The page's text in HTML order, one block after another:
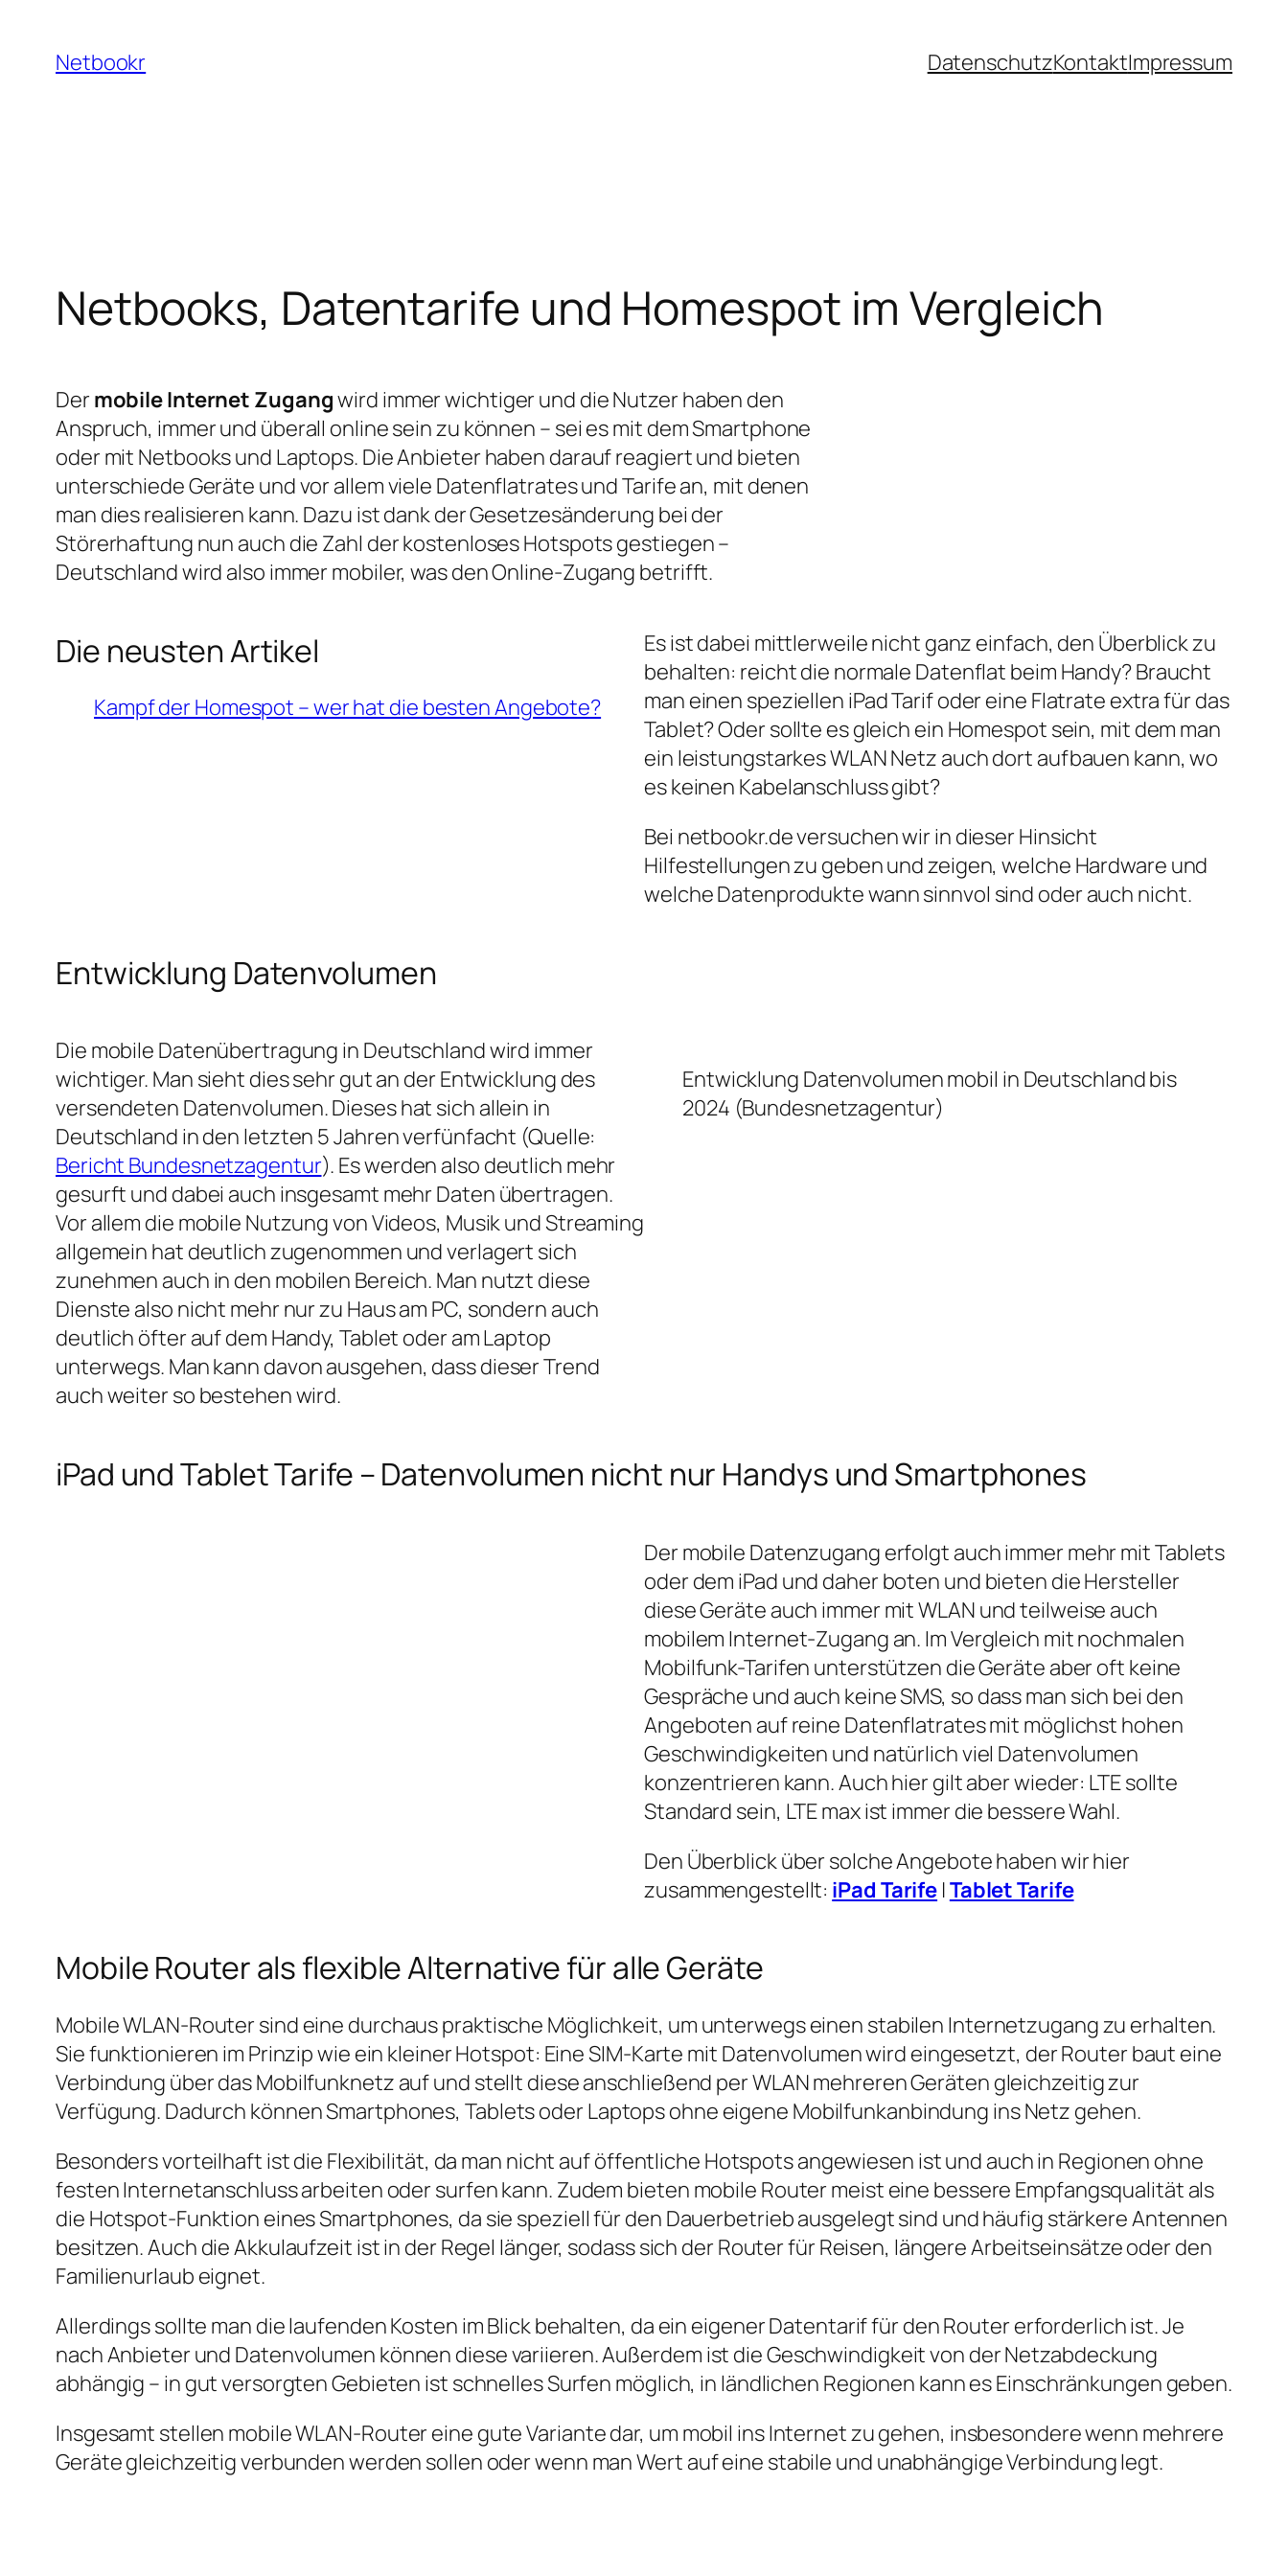
Inhalt
springen
Netbookr DatenschutzKontaktImpressum
Netbooks, Datentarife und Homespot im Vergleich
Der mobile Internet Zugangwird immer wichtiger und die Nutzer haben den
Anspruch, immer und überall online sein zu können – sei es mit dem Smartphone
oder mit Netbooks und Laptops. Die Anbieter haben darauf reagiert und bieten
unterschiede Geräte und vor allem viele Datenflatrates und Tarife an, mit denen
man dies realisieren kann. Dazu ist dank der Gesetzesänderung bei der
Störerhaftung nun auch die Zahl der kostenloses Hotspots gestiegen –
Deutschland wird also immer mobiler, was den Online-Zugang betrifft.
Die neusten Artikel
Kampf der Homespot – wer hat die besten Angebote?
Es ist dabei mittlerweile nicht ganz einfach, den Überblick zu
behalten: reicht die normale Datenflat beim Handy? Braucht
man einen speziellen iPad Tarif oder eine Flatrate extra für das
Tablet? Oder sollte es gleich ein Homespot sein, mit dem man
ein leistungstarkes WLAN Netz auch dort aufbauen kann, wo
es keinen Kabelanschluss gibt?
Bei netbookr.de versuchen wir in dieser Hinsicht
Hilfestellungen zu geben und zeigen, welche Hardware und
welche Datenprodukte wann sinnvol sind oder auch nicht.
Entwicklung Datenvolumen
Die mobile Datenübertragung in Deutschland wird immer
wichtiger. Man sieht dies sehr gut an der Entwicklung des
versendeten Datenvolumen. Dieses hat sich allein in
Deutschland in den letzten 5 Jahren verfünfacht (Quelle:
Bericht Bundesnetzagentur). Es werden also deutlich mehr
gesurft und dabei auch insgesamt mehr Daten übertragen.
Vor allem die mobile Nutzung von Videos, Musik und Streaming
allgemein hat deutlich zugenommen und verlagert sich
zunehmen auch in den mobilen Bereich. Man nutzt diese
Dienste also nicht mehr nur zu Haus am PC, sondern auch
deutlich öfter auf dem Handy, Tablet oder am Laptop
unterwegs. Man kann davon ausgehen, dass dieser Trend
auch weiter so bestehen wird.
Entwicklung Datenvolumen mobil in Deutschland bis
2024 (Bundesnetzagentur)
iPad und Tablet Tarife – Datenvolumen nicht nur Handys und Smartphones
Der mobile Datenzugang erfolgt auch immer mehr mit Tablets
oder dem iPad und daher boten und bieten die Hersteller
diese Geräte auch immer mit WLAN und teilweise auch
mobilem Internet-Zugang an. Im Vergleich mit nochmalen
Mobilfunk-Tarifen unterstützen die Geräte aber oft keine
Gespräche und auch keine SMS, so dass man sich bei den
Angeboten auf reine Datenflatrates mit möglichst hohen
Geschwindigkeiten und natürlich viel Datenvolumen
konzentrieren kann. Auch hier gilt aber wieder: LTE sollte
Standard sein, LTE max ist immer die bessere Wahl.
Den Überblick über solche Angebote haben wir hier
zusammengestellt: iPad Tarife |Tablet Tarife
Mobile Router als flexible Alternative für alle Geräte
Mobile WLAN‑Router sind eine durchaus praktische Möglichkeit, um unterwegs einen stabilen Internetzugang zu erhalten.
Sie funktionieren im Prinzip wie ein kleiner Hotspot: Eine SIM‑Karte mit Datenvolumen wird eingesetzt, der Router baut eine
Verbindung über das Mobilfunknetz auf und stellt diese anschließend per WLAN mehreren Geräten gleichzeitig zur
Verfügung. Dadurch können Smartphones, Tablets oder Laptops ohne eigene Mobilfunkanbindung ins Netz gehen.
Besonders vorteilhaft ist die Flexibilität, da man nicht auf öffentliche Hotspots angewiesen ist und auch in Regionen ohne
festen Internetanschluss arbeiten oder surfen kann. Zudem bieten mobile Router meist eine bessere Empfangsqualität als
die Hotspot‑Funktion eines Smartphones, da sie speziell für den Dauerbetrieb ausgelegt sind und häufig stärkere Antennen
besitzen. Auch die Akkulaufzeit ist in der Regel länger, sodass sich der Router für Reisen, längere Arbeitseinsätze oder den
Familienurlaub eignet.
Allerdings sollte man die laufenden Kosten im Blick behalten, da ein eigener Datentarif für den Router erforderlich ist. Je
nach Anbieter und Datenvolumen können diese variieren. Außerdem ist die Geschwindigkeit von der Netzabdeckung
abhängig – in gut versorgten Gebieten ist schnelles Surfen möglich, in ländlichen Regionen kann es Einschränkungen geben.
Insgesamt stellen mobile WLAN‑Router eine gute Variante dar, um mobil ins Internet zu gehen, insbesondere wenn mehrere
Geräte gleichzeitig verbunden werden sollen oder wenn man Wert auf eine stabile und unabhängige Verbindung legt.